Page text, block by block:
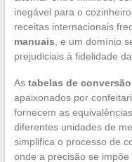
inegável para o
receitas internacionais
manuais , e um domínio
prejudiciais à fidelidade
As tabelas de conversão
apaixonados por
fornecem as
diferentes unidades de
simplifica o processo de
onde a precisão se impõe